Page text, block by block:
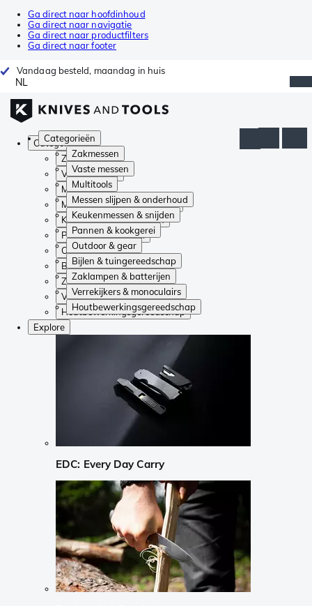
Ga direct naar hoofdinhoud
Ga direct naar navigatie
Ga direct naar productfilters
Ga direct naar footer
Vandaag besteld, maandag in huis
NL
Categorieën
Zakmessen
Vaste messen
Multitools
Messen slijpen & onderhoud
Keukenmessen & snijden
Pannen & kookgerei
Outdoor & gear
Bijlen & tuingereedschap
Zaklampen & batterijen
Verrekijkers & monoculairs
Houtbewerkingsgereedschap
Categorieën
Zakmessen
Vaste messen
Multitools
Messen slijpen & onderhoud
Keukenmessen & snijden
Pannen & kookgerei
Outdoor & gear
Bijlen & tuingereedschap
Zaklampen & batterijen
Verrekijkers & monoculairs
Houtbewerkingsgereedschap
Explore
EDC: Every Day Carry